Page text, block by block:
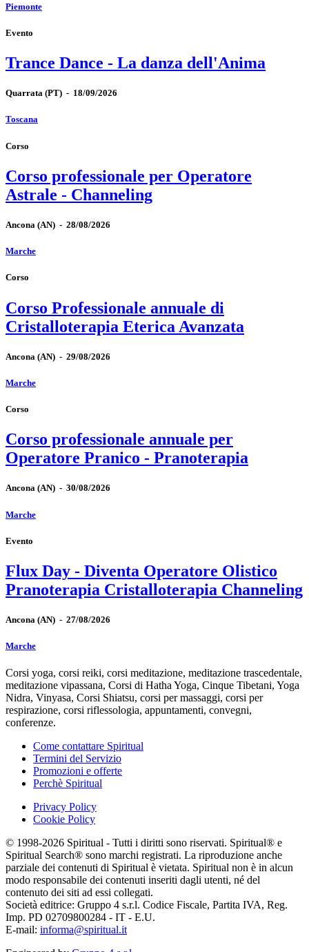
Piemonte
Evento
Trance Dance - La danza dell'Anima
Quarrata (PT) - 18/09/2026
Toscana
Corso
Corso professionale per Operatore
Astrale - Channeling
Ancona (AN) - 28/08/2026
Marche
Corso
Corso Professionale annuale di
Cristalloterapia Eterica Avanzata
Ancona (AN) - 29/08/2026
Marche
Corso
Corso professionale annuale per
Operatore Pranico - Pranoterapia
Ancona (AN) - 30/08/2026
Marche
Evento
Flux Day - Diventa Operatore Olistico
Pranoterapia Cristalloterapia Channeling
Ancona (AN) - 27/08/2026
Marche
Corsi yoga, corsi reiki, corsi meditazione, meditazione trascedentale,
meditazione vipassana, Corsi di Hatha Yoga, Cinque Tibetani, Yoga
Nidra, Vinyasa, Corsi Shiatsu, corsi per massaggi, corsi per
respirazione, corsi riflessologia, appuntamenti, convegni,
conferenze.
Come contattare Spiritual
Termini del Servizio
Promozioni e offerte
Perchè Spiritual
Privacy Policy
Cookie Policy
© 1998-2026 Spiritual - Tutti i diritti sono riservati. Spiritual® e
Spiritual Search® sono marchi registrati. La riproduzione anche
parziale dei contenuti di Spiritual è vietata. Spiritual non è in alcun
modo responsabile dei contenuti inseriti dagli utenti, né del
contenuto dei siti ad essi collegati.
Società editrice: Gruppo 4 s.r.l. Codice Fiscale, Partita IVA, Reg.
Imp. PD 02709800284 - IT - E.U.
E-mail: informa@spiritual.it